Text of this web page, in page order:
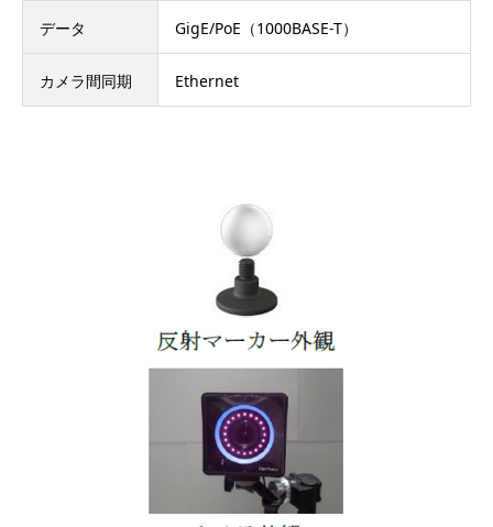
データ GigE/PoE（1000BASE-T）
カメラ間同期 Ethernet